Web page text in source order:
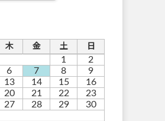
木 金 土 日
1
2
6 7 8
9
13 14 15
16
20 21 22
23
27 28 29
30